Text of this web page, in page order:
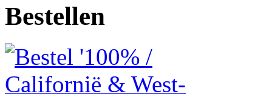
Bestellen